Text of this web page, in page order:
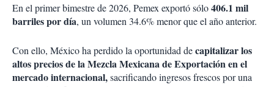
En el primer bimestre de 2026, Pemex exportó sólo406.1 mil
barriles por día, un volumen 34.6% menor que el año anterior.
Con ello, México ha perdido la oportunidad decapitalizar los
altos precios de la Mezcla Mexicana de Exportación en el
mercado internacional,sacrificando ingresos frescos por una